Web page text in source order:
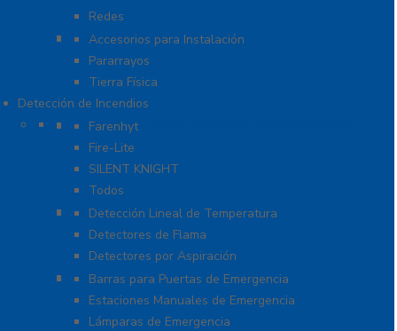
Redes
Tierra Física y Pararrayos
Accesorios para Instalación
Pararrayos
Tierra Física
Detección de Incendios
Accesorios y Dispositivos Direccionables
Farenhyt
Fire-Lite
SILENT KNIGHT
Todos
Aplicaciones Especiales
Detección Lineal de Temperatura
Detectores de Flama
Detectores por Aspiración
Sistemas de Emergencia
Barras para Puertas de Emergencia
Estaciones Manuales de Emergencia
Lámparas de Emergencia